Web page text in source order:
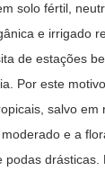
solo fértil,
e irrigado
de estações
Por este
salvo em
e a
podas drásticas.